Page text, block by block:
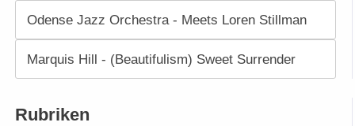
Odense Jazz Orchestra - Meets Loren Stillman
Marquis Hill - (Beautifulism) Sweet Surrender
Rubriken